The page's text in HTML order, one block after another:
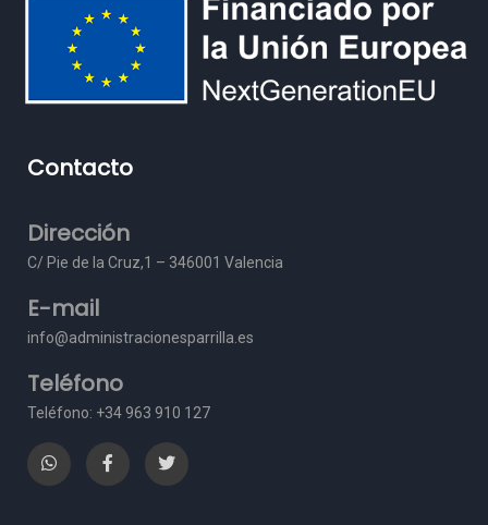
Contacto
Dirección
C/ Pie de la Cruz,1 – 346001 Valencia
E-mail
info@administracionesparrilla.es
Teléfono
Teléfono: +34 963 910 127